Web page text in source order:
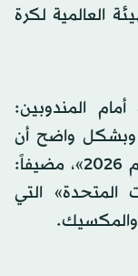
العالمية لكرة
المندوبين:
وبشكل واضح أن
إيران ستشارك بالطبع في كأس العالم 2026»، مضيفاً:
المتحدة» التي
والمكسيك.